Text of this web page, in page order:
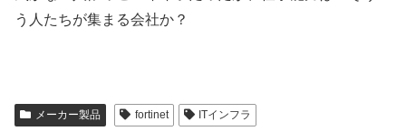
う人たちが集まる会社か？
メーカー製品 fortinet ITインフラ